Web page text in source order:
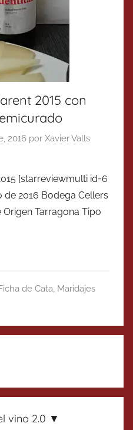
2015 con
2016 por Xavier Valls
[starreviewmulti id=6
de 2016 Bodega Cellers
Tarragona Tipo
de Cata, Maridajes
vino 2.0 ▼